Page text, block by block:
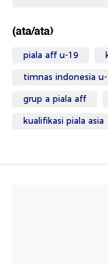
(ata/ata)
piala aff u-19
timnas indonesia u-
grup a piala aff
kualifikasi piala asia